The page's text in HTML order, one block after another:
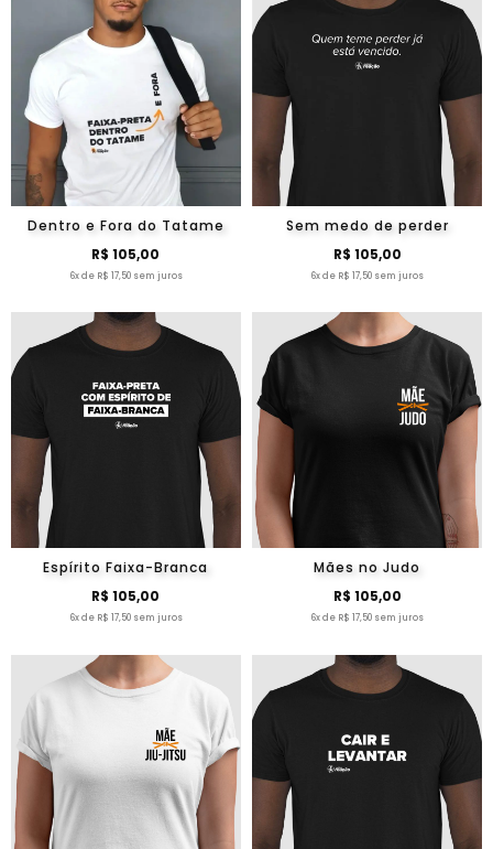
Dentro e Fora do Tatame
R$ 105,00
6x de R$ 17,50 sem juros
Sem medo de perder
R$ 105,00
6x de R$ 17,50 sem juros
Espírito Faixa-Branca
R$ 105,00
6x de R$ 17,50 sem juros
Mães no Judo
R$ 105,00
6x de R$ 17,50 sem juros